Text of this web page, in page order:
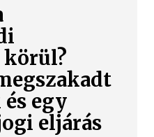
egy
eljárás